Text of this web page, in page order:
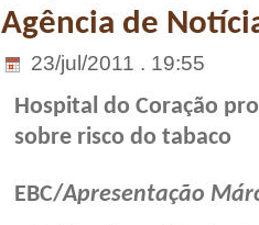
Agência de
23/jul/2011 . 19:55
Hospital do Coração
sobre risco do tabaco
EBC/Apresentação